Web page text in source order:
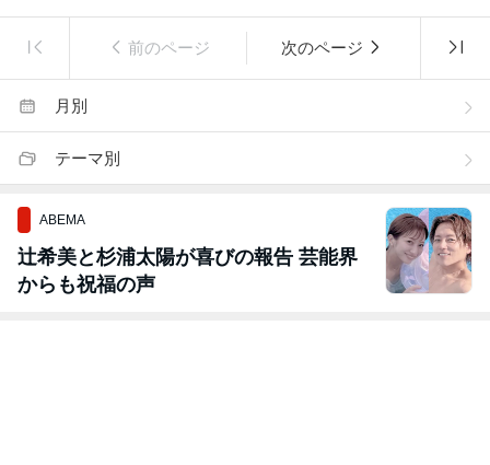
前のページ 次のページ
月別
テーマ別
ABEMA
辻希美と杉浦太陽が喜びの報告 芸能界
からも祝福の声